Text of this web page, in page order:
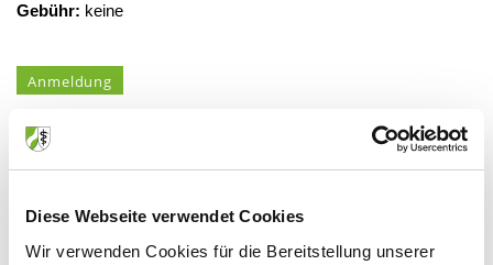
Diese Webseite verwendet Cookies
Wir verwenden Cookies für die Bereitstellung unserer
Gebühr: keine
Anmeldung